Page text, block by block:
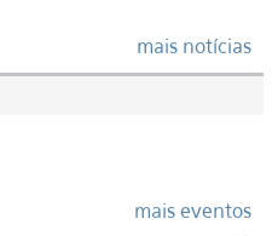
mais notícias
mais eventos